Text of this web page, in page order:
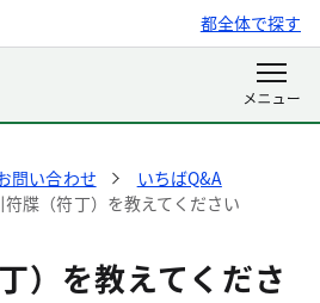
都全体で探す
問い合わせ
いちばQ&A
符牒（符丁）を教えてください
）を教えてくださ